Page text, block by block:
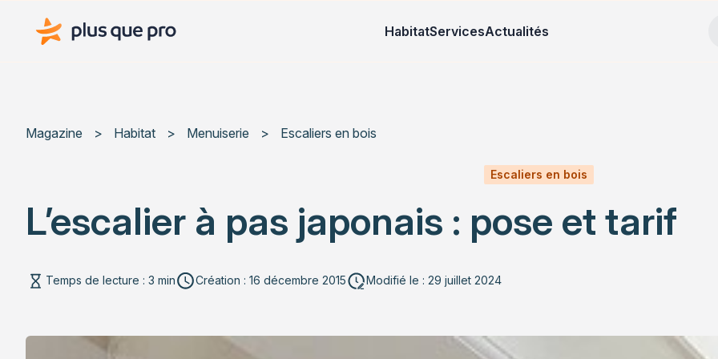
Plus que pro Mag'
HabitatServicesActualités
Magazine > Habitat > Menuiserie > Escaliers en bois
Escaliers en bois
L’escalier à pas japonais : pose et tarif
Temps de lecture : 3 min Création : 16 décembre 2015 Modifié le : 29 juillet 2024